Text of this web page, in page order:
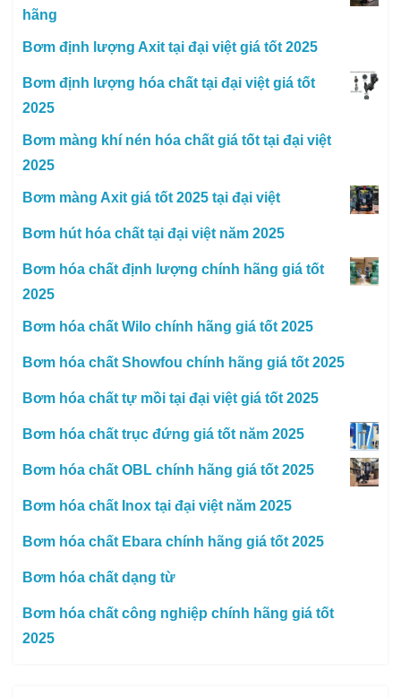
hãng
Bơm định lượng Axit tại đại việt giá tốt 2025
Bơm định lượng hóa chất tại đại việt giá tốt
2025
Bơm màng khí nén hóa chất giá tốt tại đại việt
2025
Bơm màng Axit giá tốt 2025 tại đại việt
Bơm hút hóa chất tại đại việt năm 2025
Bơm hóa chất định lượng chính hãng giá tốt
2025
Bơm hóa chất Wilo chính hãng giá tốt 2025
Bơm hóa chất Showfou chính hãng giá tốt 2025
Bơm hóa chất tự mồi tại đại việt giá tốt 2025
Bơm hóa chất trục đứng giá tốt năm 2025
Bơm hóa chất OBL chính hãng giá tốt 2025
Bơm hóa chất Inox tại đại việt năm 2025
Bơm hóa chất Ebara chính hãng giá tốt 2025
Bơm hóa chất dạng từ
Bơm hóa chất công nghiệp chính hãng giá tốt
2025